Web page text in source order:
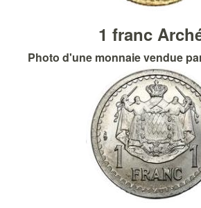
1 franc
Photo d'une monnaie vendue